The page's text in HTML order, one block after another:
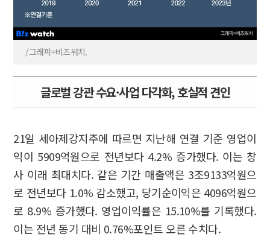
/그래픽=비즈워치.
글로벌 강관 수요·사업 다각화, 호실적 견인
21일 세아제강지주에 따르면 지난해 연결 기준 영업이
익이 5909억원으로 전년보다 4.2% 증가했다. 이는 창
사 이래 최대치다. 같은 기간 매출액은 3조9133억원으
로 전년보다 1.0% 감소했고, 당기순이익은 4096억원으
로 8.9% 증가했다. 영업이익률은 15.10%를 기록했다.
이는 전년 동기 대비 0.76%포인트 오른 수치다.